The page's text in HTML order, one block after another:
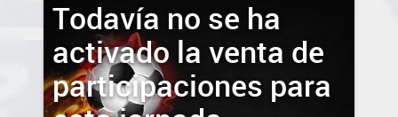
Todavía no se ha
activado la venta de
participaciones para